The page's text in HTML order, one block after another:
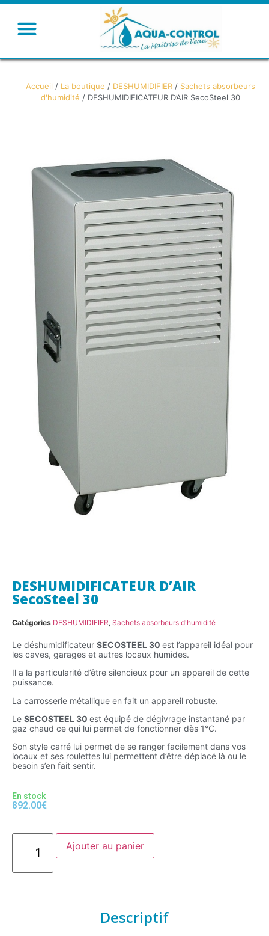
Accueil / La boutique / DESHUMIDIFIER / Sachets absorbeurs
d'humidité / DESHUMIDIFICATEUR D’AIR SecoSteel 30
DESHUMIDIFICATEUR D’AIR
SecoSteel 30
Catégories DESHUMIDIFIER, Sachets absorbeurs d'humidité
Le déshumidificateur SECOSTEEL 30 est l’appareil idéal pour
les caves, garages et autres locaux humides.
Il a la particularité d’être silencieux pour un appareil de cette
puissance.
La carrosserie métallique en fait un appareil robuste.
Le SECOSTEEL 30 est équipé de dégivrage instantané par
gaz chaud ce qui lui permet de fonctionner dès 1°C.
Son style carré lui permet de se ranger facilement dans vos
locaux et ses roulettes lui permettent d’être déplacé là ou le
besoin s’en fait sentir.
En stock
892.00€
Ajouter au panier
Descriptif